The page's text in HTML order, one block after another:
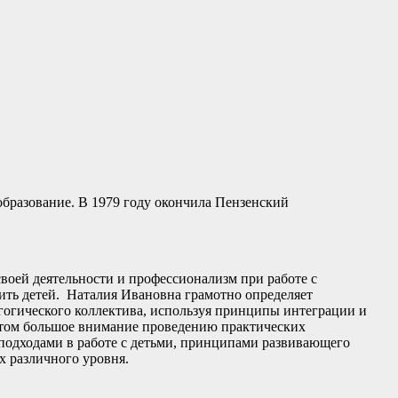
В 1979 году окончила Пензенский
деятельности и профессионализм при работе с
детей. Наталия Ивановна грамотно определяет
коллектива, используя принципы интеграции и
большое внимание проведению практических
в работе с детьми, принципами развивающего
различного уровня.